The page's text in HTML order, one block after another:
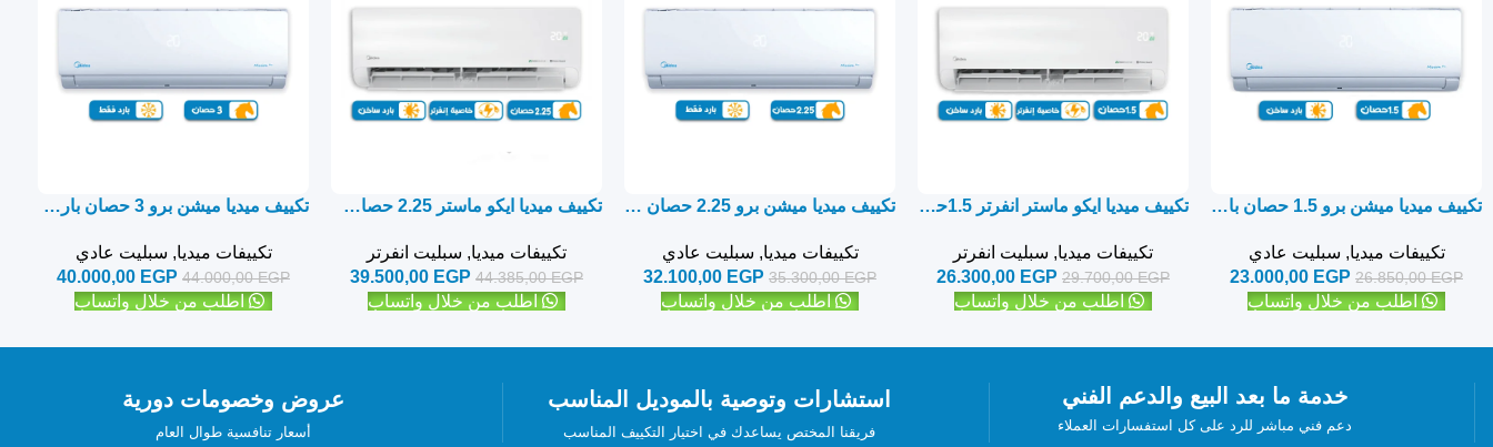
تكييف ميديا ميشن برو 1.5 حصان بارد ساخن – سبليت
تكييفات ميديا, سبليت عادي
26.850,00EGP
23.000,00 EGP
اطلب من خلال واتساب
تكييف ميديا ايكو ماستر انفرتر 1.5حصان بارد ساخن – سبليت
تكييفات ميديا, سبليت انفرتر
29.700,00EGP
26.300,00 EGP
اطلب من خلال واتساب
تكييف ميديا ميشن برو 2.25 حصان بارد فقط – سبليت
تكييفات ميديا, سبليت عادي
35.300,00EGP
32.100,00 EGP
اطلب من خلال واتساب
تكييف ميديا ايكو ماستر 2.25 حصان بارد ساخن – سبليت
تكييفات ميديا, سبليت انفرتر
44.385,00EGP
39.500,00 EGP
اطلب من خلال واتساب
تكييف ميديا ميشن برو 3 حصان بارد فقط – سبليت
تكييفات ميديا, سبليت عادي
44.000,00EGP
40.000,00 EGP
اطلب من خلال واتساب
خدمة ما بعد البيع والدعم الفني
دعم فني مباشر للرد على كل استفسارات العملاء
استشارات وتوصية بالموديل المناسب
فريقنا المختص يساعدك في اختيار التكييف المناسب
عروض وخصومات دورية
أسعار تنافسية طوال العام